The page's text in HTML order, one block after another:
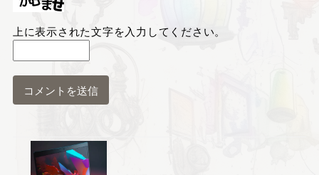
上に表示された文字を入力してください。